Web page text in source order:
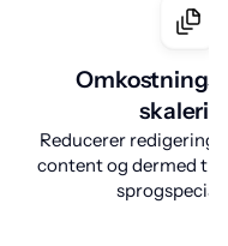
Reducerer
content og dermed